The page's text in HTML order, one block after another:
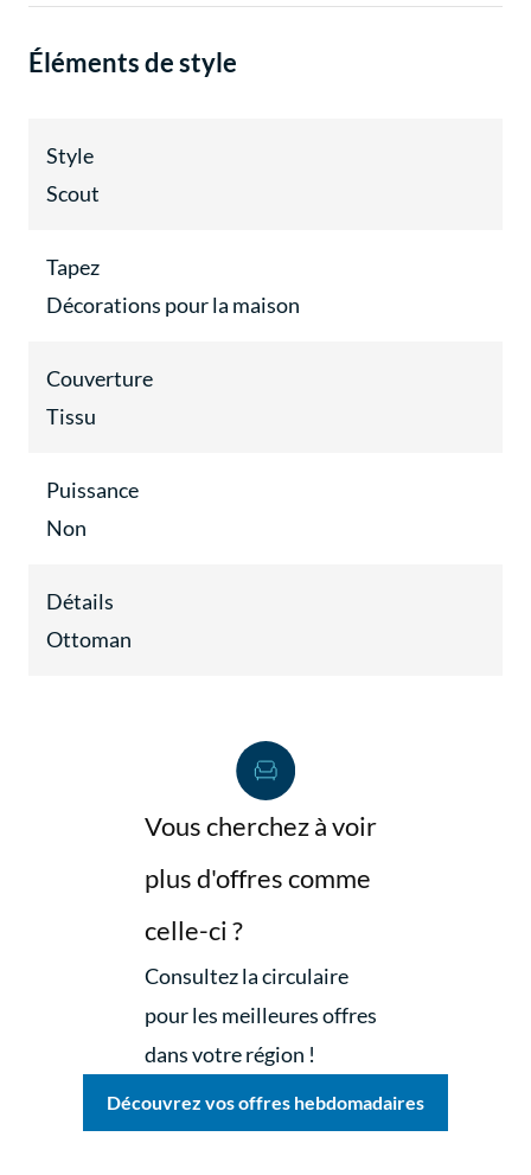
Éléments de style
Style
Scout
Tapez
Décorations pour la maison
Couverture
Tissu
Puissance
Non
Détails
Ottoman
Vous cherchez à voir
plus d'offres comme
celle-ci ?
Consultez la circulaire
pour les meilleures offres
dans votre région !
Découvrez vos offres hebdomadaires